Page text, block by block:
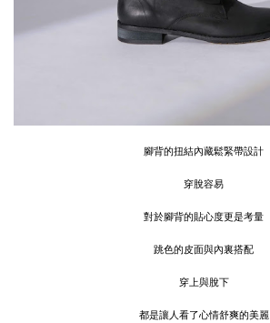
腳背的扭結內藏鬆緊帶設計
穿脫容易
對於腳背的貼心度更是考量
跳色的皮面與內裏搭配
穿上與脫下
都是讓人看了心情舒爽的美麗